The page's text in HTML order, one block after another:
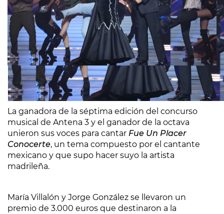
La ganadora de la séptima edición del concurso
musical de Antena 3 y el ganador de la octava
unieron sus voces para cantar Fue Un Placer
Conocerte, un tema compuesto por el cantante
mexicano y que supo hacer suyo la artista
madrileña.
María Villalón y Jorge González se llevaron un
premio de 3.000 euros que destinaron a la